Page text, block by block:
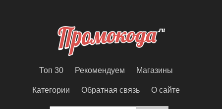
Топ 30 Рекомендуем Магазины
Категории Обратная связь О сайте